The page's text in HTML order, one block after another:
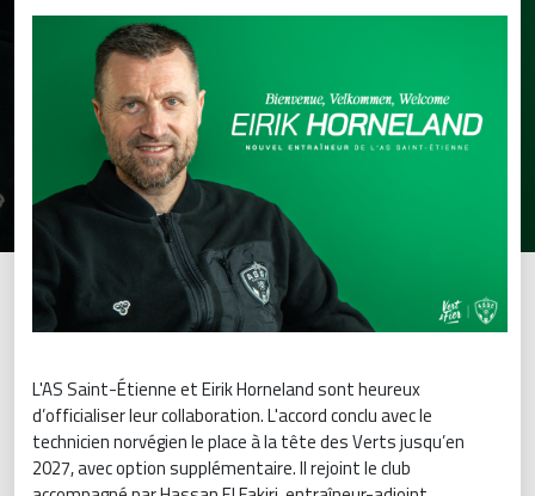
L'AS Saint-Étienne et Eirik Horneland sont heureux
d’officialiser leur collaboration. L'accord conclu avec le
technicien norvégien le place à la tête des Verts jusqu’en
2027, avec option supplémentaire. Il rejoint le club